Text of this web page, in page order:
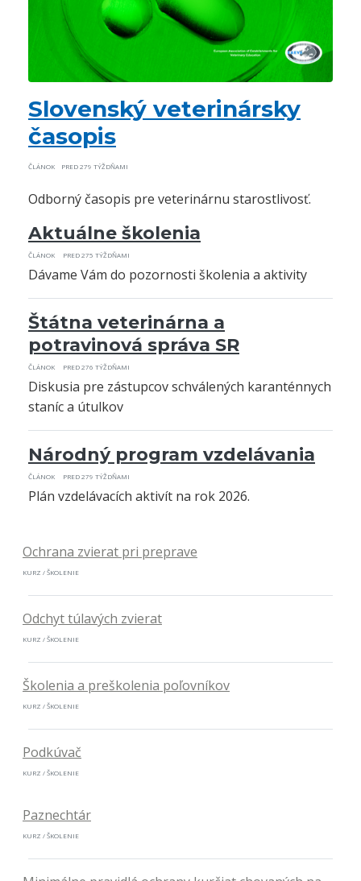
Slovenský veterinársky
časopis
ČLÁNOK PRED 279 TÝŽDŇAMI
Odborný časopis pre veterinárnu starostlivosť.
Aktuálne školenia
ČLÁNOK PRED 275 TÝŽDŇAMI
Dávame Vám do pozornosti školenia a aktivity
Štátna veterinárna a
potravinová správa SR
ČLÁNOK PRED 276 TÝŽDŇAMI
Diskusia pre zástupcov schválených karanténnych
staníc a útulkov
Národný program vzdelávania
ČLÁNOK PRED 279 TÝŽDŇAMI
Plán vzdelávacích aktivít na rok 2026.
Ochrana zvierat pri preprave
KURZ / ŠKOLENIE
Odchyt túlavých zvierat
KURZ / ŠKOLENIE
Školenia a preškolenia poľovníkov
KURZ / ŠKOLENIE
Podkúvač
KURZ / ŠKOLENIE
Paznechtár
KURZ / ŠKOLENIE